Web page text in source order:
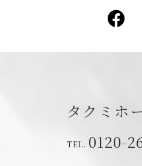
タクミホ
0120-